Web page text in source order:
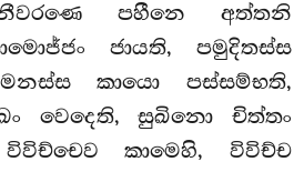
පහීනෙ අත්තනි
ජායති, පමුදිතස්ස
කායො පස්සම්භති,
වෙදෙති, සුඛිනො චිත්තං
කාමෙහි, විවිච්ච